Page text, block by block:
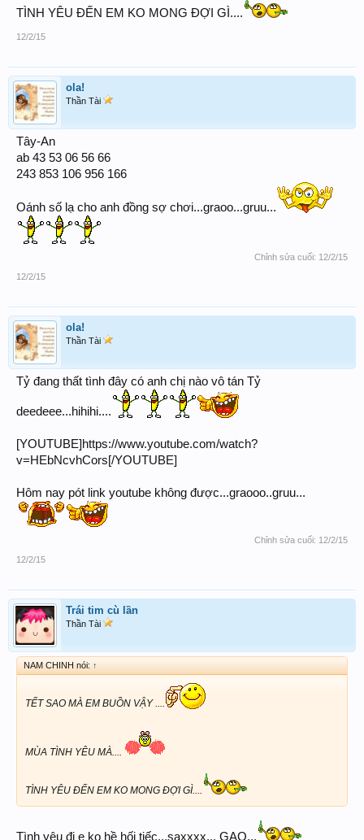
TÌNH YÊU ĐẾN EM KO MONG ĐỢI GÌ....
12/2/15
ola!
Thần Tài
Tây-An
ab 43 53 06 56 66
243 853 106 956 166
Oánh số lạ cho anh đồng sợ chơi...graoo...gruu...
Chỉnh sửa cuối: 12/2/15
12/2/15
ola!
Thần Tài
Tỷ đang thất tình đây có anh chị nào vô tán Tỷ
deedeee...hihihi....
[YOUTUBE]https://www.youtube.com/watch?
v=HEbNcvhCors[/YOUTUBE]
Hôm nay pót link youtube không được...graooo..gruu...
Chỉnh sửa cuối: 12/2/15
12/2/15
Trái tim cù lần
Thần Tài
NAM CHINH nói: ↑
TẾT SAO MÀ EM BUỒN VẬY ....
MÙA TÌNH YÊU MÀ....
TÌNH YÊU ĐẾN EM KO MONG ĐỢI GÌ....
Tình yêu đi e ko hề hối tiếc...saxxxx... GAO...